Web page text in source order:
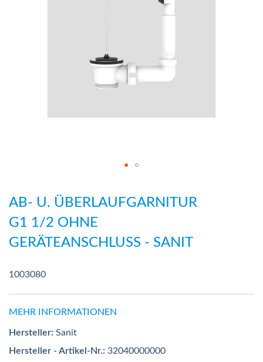
AB- U. ÜBERLAUFGARNITUR
G1 1/2 OHNE
GERÄTEANSCHLUSS - SANIT
1003080
MEHR INFORMATIONEN
Hersteller: Sanit
Hersteller - Artikel-Nr.: 32040000000
Anfang
Bildergalerie
springen